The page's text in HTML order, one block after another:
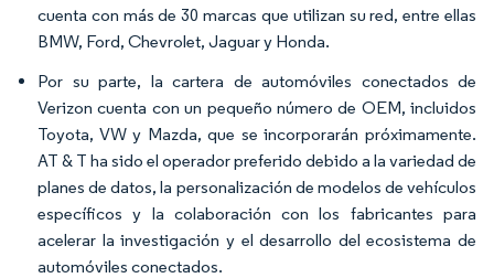
cuenta con más de 30 marcas que utilizan su red, entre ellas
BMW, Ford, Chevrolet, Jaguar y Honda.
Por su parte, la cartera de automóviles conectados de
Verizon cuenta con un pequeño número de OEM, incluidos
Toyota, VW y Mazda, que se incorporarán próximamente.
AT & T ha sido el operador preferido debido a la variedad de
planes de datos, la personalización de modelos de vehículos
específicos y la colaboración con los fabricantes para
acelerar la investigación y el desarrollo del ecosistema de
automóviles conectados.